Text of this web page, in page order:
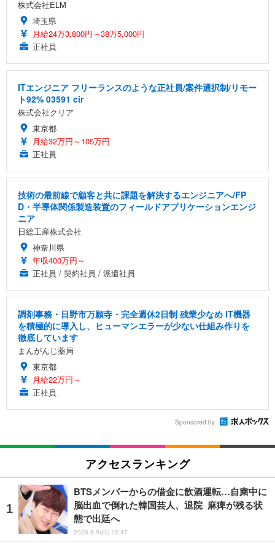
株式会社ELM
埼玉県
月給24万3,800円～38万5,000円
正社員
ITエンジニア フリーランスのような正社員/案件選択制/リモー
ト92% 03591 cir
株式会社クリア
東京都
月給32万円～105万円
正社員
技術の最前線で顧客と共に課題を解決するエンジニアへ/FP
D・半導体関係製造装置のフィールドアプリケーションエンジ
ニア
日総工産株式会社
神奈川県
年収400万円～
正社員 / 契約社員 / 派遣社員
調剤事務・日野市万願寺・完全週休2日制 残業少なめ IT機器
を積極的に導入し、ヒューマンエラーが少ない仕組み作りを
徹底しています
まんがんじ薬局
東京都
月給22万円～
正社員
Sponsored by
アクセスランキング
BTSメンバーからの借金に飲酒運転…自粛中に
脳出血で倒れた韓国芸人、退院 麻痺が残る状
態で出廷へ
2026.8.9(日) 12:47